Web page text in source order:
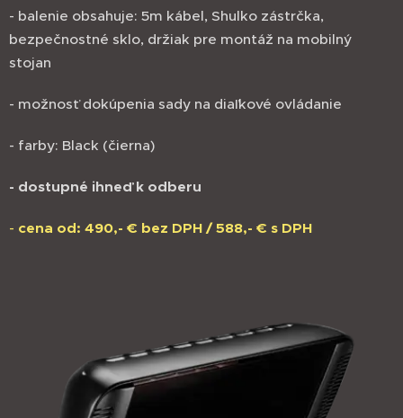
- balenie obsahuje: 5m kábel, Shulko zástrčka,
bezpečnostné sklo, držiak pre montáž na mobilný
stojan
- možnosť dokúpenia sady na diaľkové ovládanie
- farby: Black (čierna)
- dostupné ihneď k odberu
- cena od: 490,- € bez DPH / 588,- € s DPH